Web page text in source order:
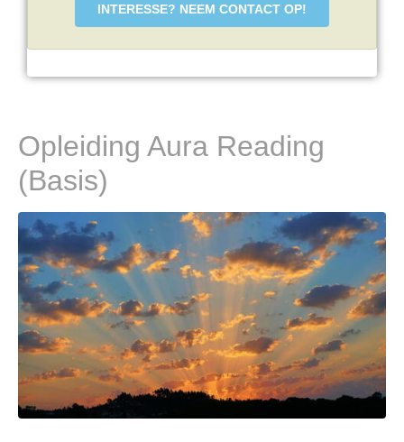
INTERESSE? NEEM CONTACT OP!
Opleiding Aura Reading
(Basis)